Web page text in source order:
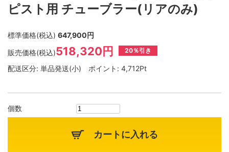
ピスト用 チューブラー(リアのみ)
標準価格(税込) 647,900円
販売価格(税込)518,320円 20％引き
配送区分: 単品発送(小) ポイント: 4,712Pt
個数
カートに入れる